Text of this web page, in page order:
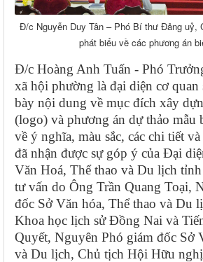
Đ/c Nguyễn Duy Tân – Phó Bí thư Đảng uỷ,
phát biểu về các phương án
Đ/c Hoàng Anh Tuấn - Phó
xã hội phường là đại diện cơ quan
bày nội dung về mục đích xây
(logo) và phương án dự thảo mẫu
về ý nghĩa, màu sắc, các chi tiết
đã nhận được sự góp ý của Đại
Văn Hoá, Thể thao và Du lịch
tư vấn do Ông Trần Quang Toại,
đốc Sở Văn hóa, Thể thao và Du
Khoa học lịch sử Đồng Nai và
Quyết, Nguyên Phó giám đốc Sở
và Du lịch, Chủ tịch Hội Hữu